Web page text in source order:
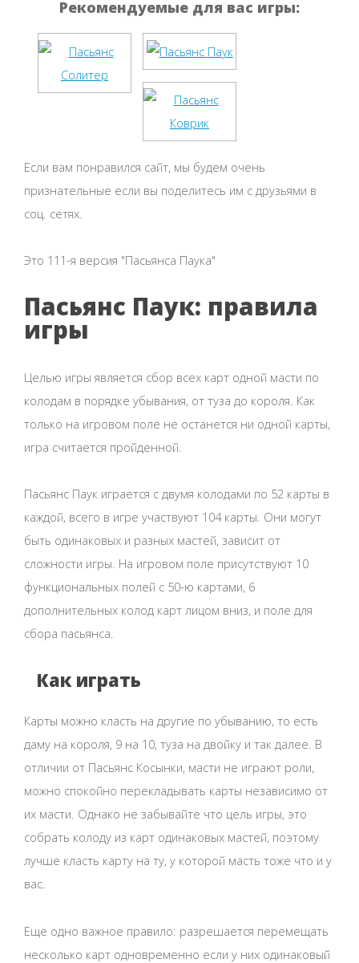
Рекомендуемые для вас игры:
Если вам понравился сайт, мы будем очень
признательные если вы поделитесь им с друзьями в
соц. сетях.
Это 111-я версия "Пасьянса Паука"
Пасьянс Паук: правила
игры
Целью игры является сбор всех карт одной масти по
колодам в порядке убывания, от туза до короля. Как
только на игровом поле не останется ни одной карты,
игра считается пройденной.
Пасьянс Паук играется с двумя колодами по 52 карты в
каждой, всего в игре участвуют 104 карты. Они могут
быть одинаковых и разных мастей, зависит от
сложности игры. На игровом поле присутствуют 10
функциональных полей с 50-ю картами, 6
дополнительных колод карт лицом вниз, и поле для
сбора пасьянса.
Как играть
Карты можно класть на другие по убыванию, то есть
даму на короля, 9 на 10, туза на двойку и так далее. В
отличии от Пасьянс Косынки, масти не играют роли,
можно спокойно перекладывать карты независимо от
их масти. Однако не забывайте что цель игры, это
собрать колоду из карт одинаковых мастей, поэтому
лучше класть карту на ту, у которой масть тоже что и у
вас.
Еще одно важное правило: разрешается перемещать
несколько карт одновременно если у них одинаковый